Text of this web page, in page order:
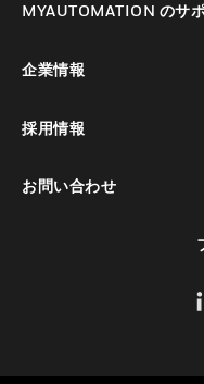
MYAUTOMATION のサ
企業情報
採用情報
お問い合わせ